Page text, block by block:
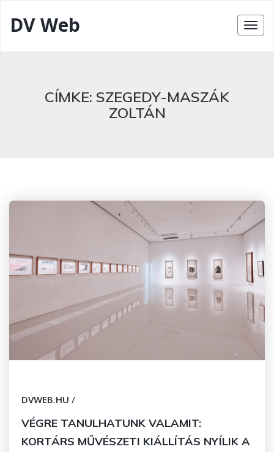
DV Web
CÍMKE: SZEGEDY-MASZÁK
ZOLTÁN
DVWEB.HU /
VÉGRE TANULHATUNK VALAMIT:
KORTÁRS MŰVÉSZETI KIÁLLÍTÁS NYÍLIK A